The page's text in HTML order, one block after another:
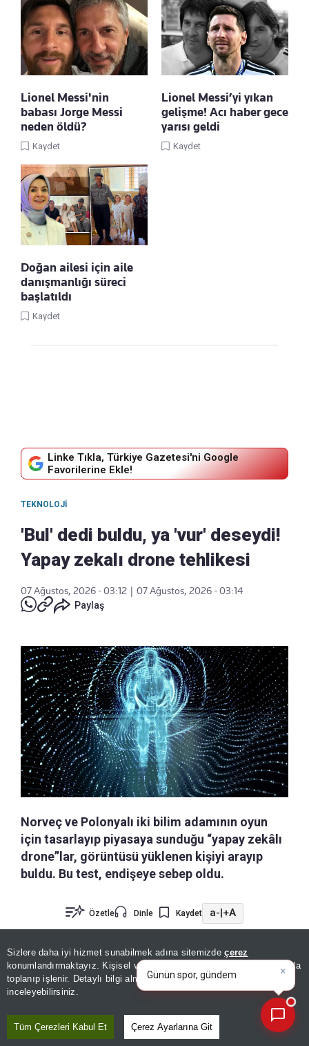
Sizlere daha iyi hizmet sunabilmek adına sitemizdeçerez
konumlandırmaktayız. Kişisel verileriniz, KVKK ve GDPR kapsamında
toplanıp işlenir. Detaylı bilgi almak içinAydınlatma Metnimizi
inceleyebilirsiniz.
Tüm Çerezleri Kabul Et Çerez Ayarlarına Git
Lionel Messi'nin
babası Jorge Messi
neden öldü?
Kaydet
Lionel Messi’yi yıkan
gelişme! Acı haber gece
yarısı geldi
Kaydet
Doğan ailesi için aile
danışmanlığı süreci
başlatıldı
Kaydet
Linke Tıkla, Türkiye Gazetesi'ni Google
Favorilerine Ekle!
TEKNOLOJI
'Bul' dedi buldu, ya 'vur' deseydi!
Yapay zekalı drone tehlikesi
07 Ağustos, 2026 - 03:12
07 Ağustos, 2026 - 03:14
Paylaş
Norveç ve Polonyalı iki bilim adamının oyun
için tasarlayıp piyasaya sunduğu “yapay zekâlı
drone”lar, görüntüsü yüklenen kişiyi arayıp
buldu. Bu test, endişeye sebep oldu.
Özetle Dinle Kaydet a-|+A
MühendislerLuis Wenus ve Robert Lukoszko
piyasada satılan ticari bir insansız hava aracının
(İHA), yapay zekâ tabanlı nesne tespiti ve yüz
tanıma sistemleriyle donatılarak belirli kişileri
otonom olarak takip edebileceğini gösterdi.
Günün spor, gündem ve
ekonomi gelişmelerini analiz
edin